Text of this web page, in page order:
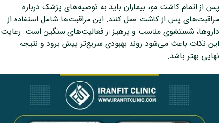
پس از اتمام کاشت مو، بیماران باید به توصیه‌های پزشک درباره
مراقبت‌های پس از کاشت عمل کنند. این مراقبت‌ها شامل استفاده از
داروها، شستشوی مناسب و پرهیز از فعالیت‌های سنگین است. رعایت
این نکات باعث می‌شود روند بهبودی سریع‌تر پیش برود و نتیجه
نهایی بهتر باشد.